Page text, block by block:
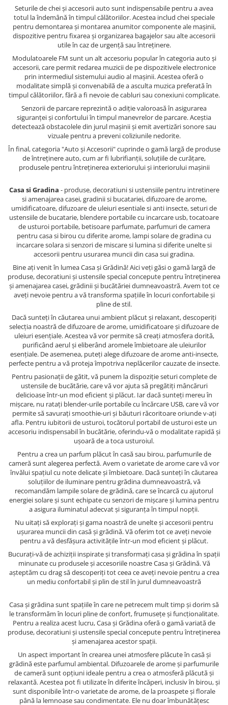
Seturile de chei și accesorii auto sunt indispensabile pentru a avea
totul la îndemână în timpul călătoriilor. Acestea includ chei speciale
pentru demontarea și montarea anumitor componente ale mașinii,
dispozitive pentru fixarea și organizarea bagajelor sau alte accesorii
utile în caz de urgență sau întreținere.
Modulatoarele FM sunt un alt accesoriu popular în categoria auto și
accesorii, care permit redarea muzicii de pe dispozitivele electronice
prin intermediul sistemului audio al mașinii. Acestea oferă o
modalitate simplă și convenabilă de a asculta muzica preferată în
timpul călătoriilor, fără a fi nevoie de cabluri sau conexiuni complicate.
Senzorii de parcare reprezintă o adiție valoroasă în asigurarea
siguranței și confortului în timpul manevrelor de parcare. Aceștia
detectează obstacolele din jurul mașinii și emit avertizări sonore sau
vizuale pentru a preveni coliziunile nedorite.
În final, categoria "Auto și Accesorii" cuprinde o gamă largă de produse
de întreținere auto, cum ar fi lubrifianții, soluțiile de curățare,
produsele pentru întreținerea exteriorului și interiorului mașinii
Casa si Gradina - produse, decoratiuni si ustensiile pentru intretinere
si amenajarea casei, gradinii si bucatariei, difuzoare de arome,
umidificatoare, difuzoare de uleiuri esentiale si anti insecte, seturi de
ustensiile de bucatarie, blendere portabile cu incarcare usb, tocatoare
de usturoi portabile, betisoare parfumate, parfumuri de camera
pentru casa si birou cu diferite arome, lampi solare de gradina cu
incarcare solara si senzori de miscare si lumina si diferite unelte si
accesorii pentru usurarea muncii din casa sui gradina.
Bine ați venit în lumea Casa și Grădină! Aici veți găsi o gamă largă de
produse, decoratiuni și ustensile special concepute pentru întreținerea
și amenajarea casei, grădinii și bucătăriei dumneavoastră. Avem tot ce
aveți nevoie pentru a vă transforma spațiile în locuri confortabile și
pline de stil.
Dacă sunteți în căutarea unui ambient plăcut și relaxant, descoperiți
selecția noastră de difuzoare de arome, umidificatoare și difuzoare de
uleiuri esențiale. Acestea vă vor permite să creați atmosfera dorită,
purificând aerul și eliberând aromele îmbietoare ale uleiurilor
esențiale. De asemenea, puteți alege difuzoare de arome anti-insecte,
perfecte pentru a vă proteja împotriva neplăcerilor cauzate de insecte.
Pentru pasionații de gătit, vă punem la dispoziție seturi complete de
ustensile de bucătărie, care vă vor ajuta să pregătiți mâncăruri
delicioase într-un mod eficient și plăcut. Iar dacă sunteți mereu în
mișcare, nu ratați blender-urile portabile cu încărcare USB, care vă vor
permite să savurați smoothie-uri și băuturi răcoritoare oriunde v-ați
afla. Pentru iubitorii de usturoi, tocătorul portabil de usturoi este un
accesoriu indispensabil în bucătărie, oferindu-vă o modalitate rapidă și
ușoară de a toca usturoiul.
Pentru a crea un parfum plăcut în casă sau birou, parfumurile de
cameră sunt alegerea perfectă. Avem o varietate de arome care vă vor
învălui spațiul cu note delicate și îmbietoare. Dacă sunteți în căutarea
soluțiilor de iluminare pentru grădina dumneavoastră, vă
recomandăm lampile solare de grădină, care se încarcă cu ajutorul
energiei solare și sunt echipate cu senzori de mișcare și lumina pentru
a asigura iluminatul adecvat și siguranța în timpul nopții.
Nu uitați să explorați și gama noastră de unelte și accesorii pentru
ușurarea muncii din casă și grădină. Vă oferim tot ce aveți nevoie
pentru a vă desfășura activitățile într-un mod eficient și plăcut.
Bucurați-vă de achiziții inspirate și transformați casa și grădina în spații
minunate cu produsele și accesoriile noastre Casa și Grădină. Vă
așteptăm cu drag să descoperiți tot ceea ce aveți nevoie pentru a crea
un mediu confortabil și plin de stil în jurul dumneavoastră
Casa și grădina sunt spațiile în care ne petrecem mult timp și dorim să
le transformăm în locuri pline de confort, frumusețe și funcționalitate.
Pentru a realiza acest lucru, Casa și Grădina oferă o gamă variată de
produse, decoratiuni și ustensile special concepute pentru întreținerea
și amenajarea acestor spații.
Un aspect important în crearea unei atmosfere plăcute în casă și
grădină este parfumul ambiental. Difuzoarele de arome și parfumurile
de cameră sunt opțiuni ideale pentru a crea o atmosferă plăcută și
relaxantă. Acestea pot fi utilizate în diferite încăperi, inclusiv în birou, și
sunt disponibile într-o varietate de arome, de la proaspete și florale
până la lemnoase sau condimentate. Ele nu doar îmbunătățesc